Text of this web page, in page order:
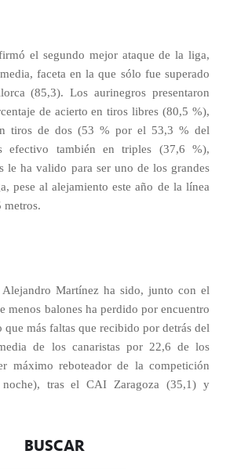
el segundo mejor ataque de la liga,
faceta en la que sólo fue superado
(85,3). Los aurinegros presentaron
de acierto en tiros libres (80,5 %),
tiros de dos (53 % por el 53,3 % del
efectivo también en triples (37,6 %),
le ha valido para ser uno de los grandes
pese al alejamiento este año de la línea
metros.
Martínez ha sido, junto con el
menos balones ha perdido por encuentro
más faltas que recibido por detrás del
de los canaristas por 22,6 de los
máximo reboteador de la competición
tras el CAI Zaragoza (35,1) y
BUSCAR